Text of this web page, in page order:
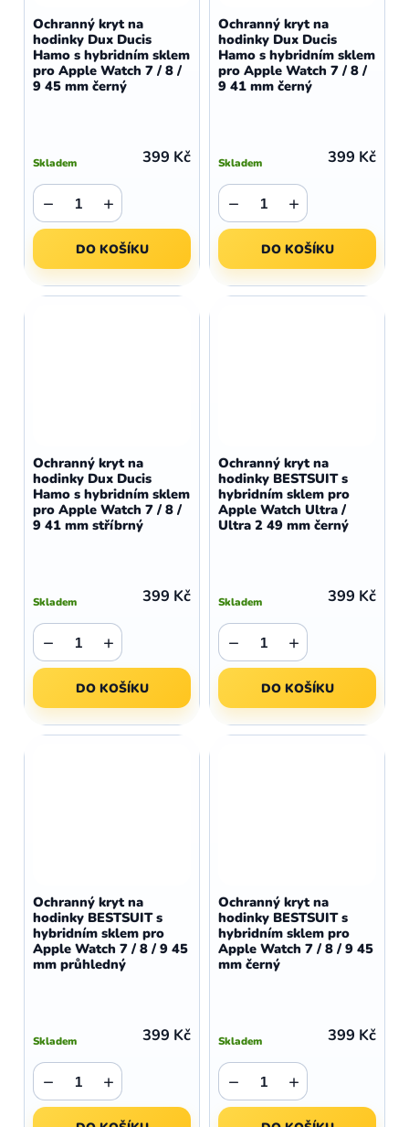
Ochranný kryt na
hodinky Dux Ducis
Hamo s hybridním sklem
pro Apple Watch 7 / 8 /
9 45 mm černý
Skladem 399 Kč
+
−
DO KOŠÍKU
Ochranný kryt na
hodinky Dux Ducis
Hamo s hybridním sklem
pro Apple Watch 7 / 8 /
9 41 mm černý
Skladem 399 Kč
+
−
DO KOŠÍKU
Ochranný kryt na
hodinky Dux Ducis
Hamo s hybridním sklem
pro Apple Watch 7 / 8 /
9 41 mm stříbrný
Skladem 399 Kč
+
−
DO KOŠÍKU
Ochranný kryt na
hodinky BESTSUIT s
hybridním sklem pro
Apple Watch Ultra /
Ultra 2 49 mm černý
Skladem 399 Kč
+
−
DO KOŠÍKU
Ochranný kryt na
hodinky BESTSUIT s
hybridním sklem pro
Apple Watch 7 / 8 / 9 45
mm průhledný
Skladem 399 Kč
+
−
Ochranný kryt na
hodinky BESTSUIT s
hybridním sklem pro
Apple Watch 7 / 8 / 9 45
mm černý
Skladem 399 Kč
+
−